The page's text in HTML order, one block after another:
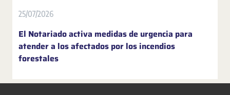
25/07/2026
El Notariado activa medidas de urgencia para
atender a los afectados por los incendios
forestales